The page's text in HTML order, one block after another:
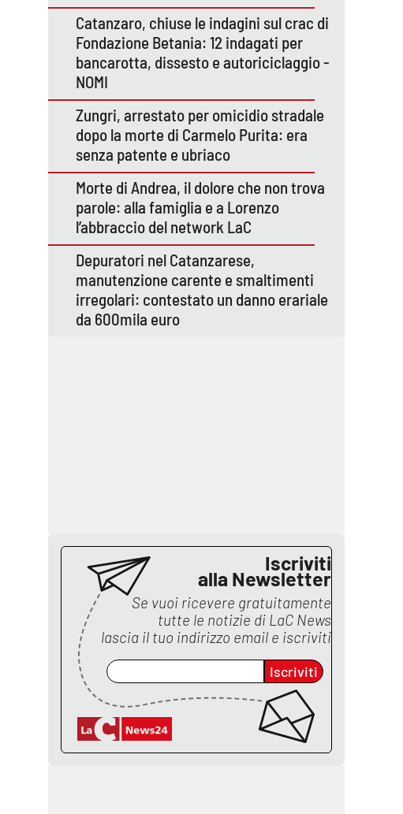
Catanzaro, chiuse le indagini sul crac di
Fondazione Betania: 12 indagati per
bancarotta, dissesto e autoriciclaggio -
NOMI
Zungri, arrestato per omicidio stradale
dopo la morte di Carmelo Purita: era
senza patente e ubriaco
Morte di Andrea, il dolore che non trova
parole: alla famiglia e a Lorenzo
l’abbraccio del network LaC
Depuratori nel Catanzarese,
manutenzione carente e smaltimenti
irregolari: contestato un danno erariale
da 600mila euro
Iscriviti
alla Newsletter
Se vuoi ricevere gratuitamente
tutte le notizie di LaC News
lascia il tuo indirizzo email e iscriviti
Iscriviti